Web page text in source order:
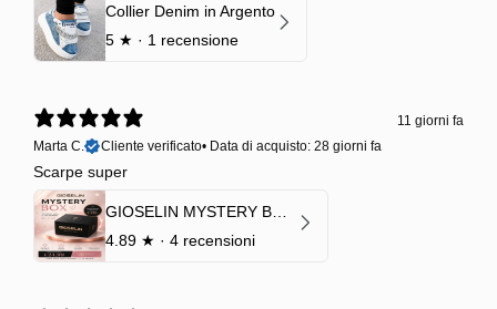
Collier Denim in Argento
5 ★ · 1 recensione
11 giorni fa
Marta C.
Cliente verificato• Data di acquisto: 28 giorni fa
Scarpe super
4.89 ★ · 4 recensioni